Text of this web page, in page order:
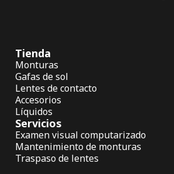
Tienda
Monturas
Gafas de sol
Lentes de contacto
Accesorios
Líquidos
Servicios
Examen visual computarizado
Mantenimiento de monturas
Traspaso de lentes